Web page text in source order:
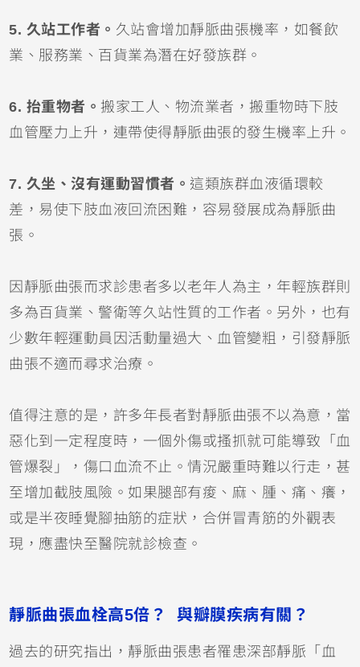
5. 久站工作者。 久站會增加靜脈曲張機率，如餐飲
業、服務業、百貨業為潛在好發族群。
6. 抬重物者。搬家工人、物流業者，搬重物時下肢
血管壓力上升，連帶使得靜脈曲張的發生機率上升。
7. 久坐、沒有運動習慣者。 這類族群血液循環較
差，易使下肢血液回流困難，容易發展成為靜脈曲
張。
因靜脈曲張而求診患者多以老年人為主，年輕族群則
多為百貨業、警衛等久站性質的工作者。另外，也有
少數年輕運動員因活動量過大、血管變粗，引發靜脈
曲張不適而尋求治療。
值得注意的是，許多年長者對靜脈曲張不以為意，當
惡化到一定程度時，一個外傷或搔抓就可能導致「血
管爆裂」，傷口血流不止。情況嚴重時難以行走，甚
至增加截肢風險。如果腿部有痠、麻、腫、痛、癢，
或是半夜睡覺腳抽筋的症狀，合併冒青筋的外觀表
現，應盡快至醫院就診檢查。
靜脈曲張血栓高5倍？ 與瓣膜疾病有關？
過去的研究指出，靜脈曲張患者罹患深部靜脈「血